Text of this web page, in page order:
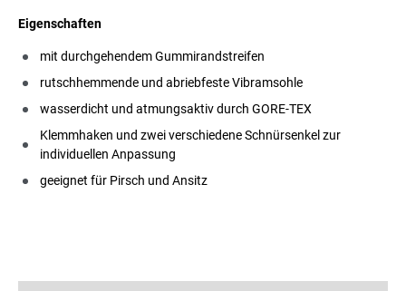
Eigenschaften
mit durchgehendem Gummirandstreifen
rutschhemmende und abriebfeste Vibramsohle
wasserdicht und atmungsaktiv durch GORE-TEX
Klemmhaken und zwei verschiedene Schnürsenkel zur
individuellen Anpassung
geeignet für Pirsch und Ansitz